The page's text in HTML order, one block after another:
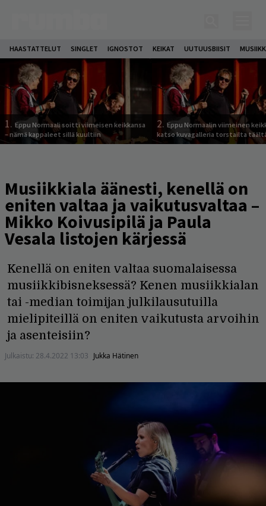
HAASTATTELUT SINGLET IGNOSTOT KEIKAT UUTUUSBIISIT
1. Eppu Normaali soitti viimeisen keikkansa
– nämä kappaleet sillä kuultiin
2. Eppu Normaalin viimeinen
katso kuvagalleria torstailta
Musiikkiala äänesti, kenellä on
eniten valtaa ja vaikutusvaltaa –
Mikko Koivusipilä ja Paula
Vesala listojen kärjessä
Kenellä on eniten valtaa suomalaisessa
musiikkibisneksessä? Kenen musiikkialan
tai -median toimijan julkilausutuilla
mielipiteillä on eniten vaikutusta arvoihin
ja asenteisiin?
Julkaistu: 28.4.2022 13:03 Jukka Hätinen